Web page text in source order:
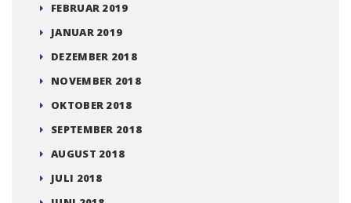
FEBRUAR 2019
JANUAR 2019
DEZEMBER 2018
NOVEMBER 2018
OKTOBER 2018
SEPTEMBER 2018
AUGUST 2018
JULI 2018